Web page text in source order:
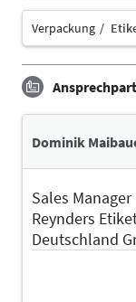
Verpackung
Dominik
Sales Manager
Reynders
Deutschland